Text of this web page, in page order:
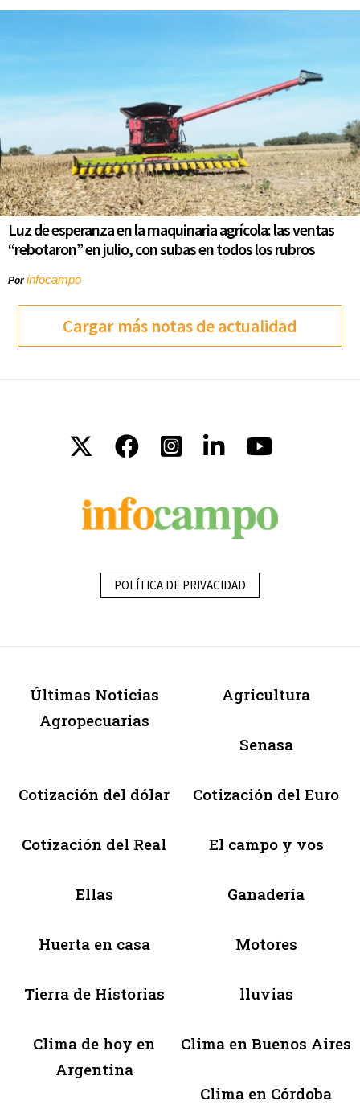
Luz de esperanza en la maquinaria agrícola: las ventas
“rebotaron” en julio, con subas en todos los rubros
Porinfocampo
Cargar más notas de actualidad
POLÍTICA DE PRIVACIDAD
Últimas Noticias
Agropecuarias
Agricultura
Senasa
Cotización del dólar Cotización del Euro
Cotización del Real El campo y vos
Ellas Ganadería
Huerta en casa Motores
Tierra de Historias lluvias
Clima de hoy en
Argentina
Clima en Buenos Aires
Clima en Córdoba